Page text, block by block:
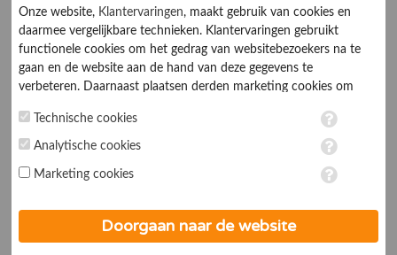
Geen opstartkosten
Uw eigen review widget voor op de website
Onze website, Klantervaringen, maakt gebruik van cookies en
daarmee vergelijkbare technieken. Klantervaringen gebruikt
functionele cookies om het gedrag van websitebezoekers na te
gaan en de website aan de hand van deze gegevens te
verbeteren. Daarnaast plaatsen derden marketing cookies om
marketing cookies worden persoonsgegevens verwerkt. Je geeft
toestemming voor deze verwerking wanneer je hieronder een
op ieder moment aanpassen in de
. Lees voor meer
Technische cookies
Analytische cookies
Marketing cookies
Doorgaan naar de website